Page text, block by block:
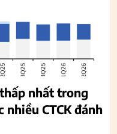
nhất trong
nhiều CTCK đánh